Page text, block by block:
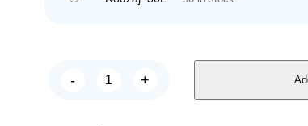
-
CHICO
+